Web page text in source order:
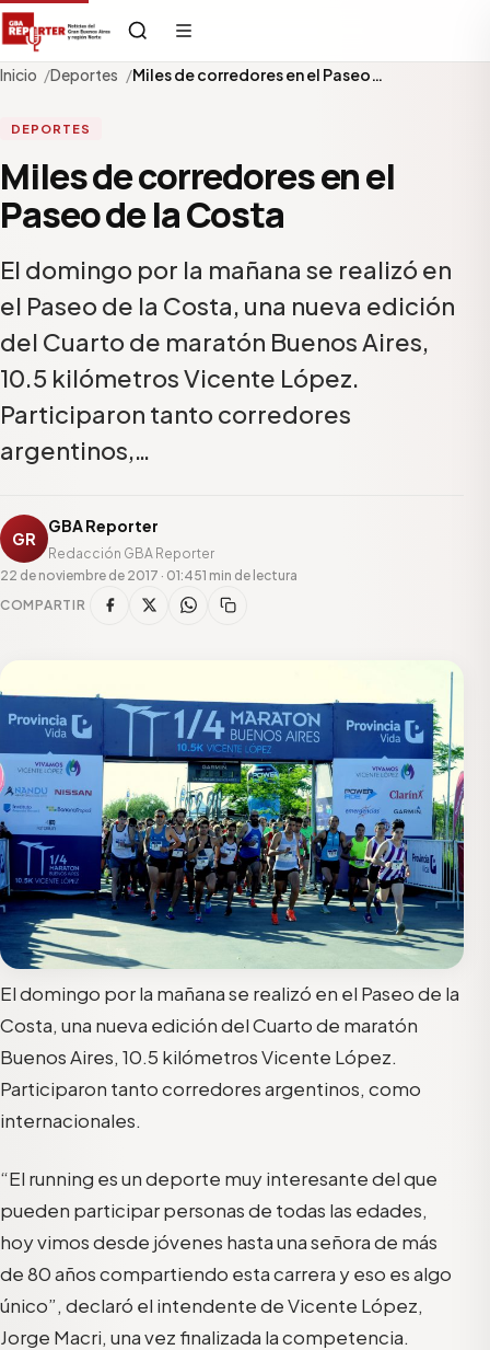
Inicio Deportes Miles de corredores en el Paseo…
DEPORTES
Miles de corredores en el
Paseo de la Costa
El domingo por la mañana se realizó en
el Paseo de la Costa, una nueva edición
del Cuarto de maratón Buenos Aires,
10.5 kilómetros Vicente López.
Participaron tanto corredores
argentinos,…
GR
GBA Reporter
Redacción GBA Reporter
22 de noviembre de 2017 · 01:451 min de lectura
COMPARTIR
El domingo por la mañana se realizó en el Paseo de la
Costa, una nueva edición del Cuarto de maratón
Buenos Aires, 10.5 kilómetros Vicente López.
Participaron tanto corredores argentinos, como
internacionales.
“El running es un deporte muy interesante del que
pueden participar personas de todas las edades,
hoy vimos desde jóvenes hasta una señora de más
de 80 años compartiendo esta carrera y eso es algo
único”, declaró el intendente de Vicente López,
Jorge Macri, una vez finalizada la competencia.